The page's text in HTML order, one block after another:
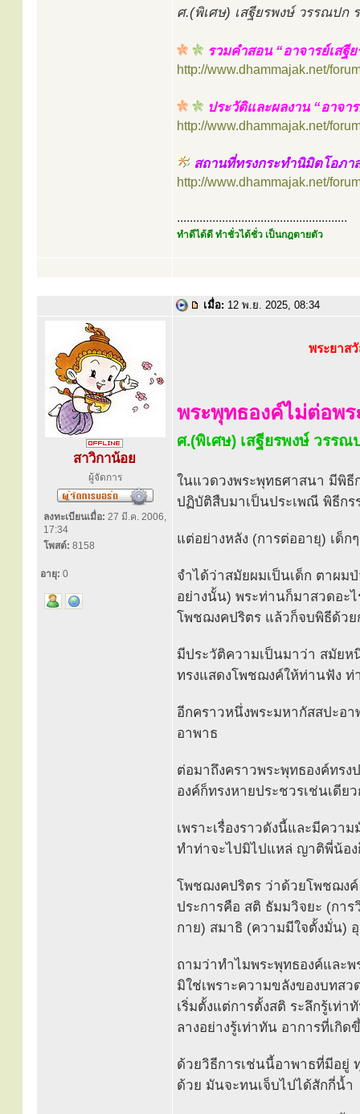
ศ.(พิเศษ) เสฐียรพงษ์ วรรณป
รวมคำสอน “อาจารย์เสฐี
http://www.dhammajak.net/
ประวัติและผลงาน “อาจา
http://www.dhammajak.net/
สถานที่ทรงกระทำนิมิตโอภ
http://www.dhammajak.net/
.....................................................
ทำดีได้ดี ทำชั่วได้ชั่ว เป็นกฎตายตัว
เมื่อ: 12 พ.ย. 2025, 08:34
สาวิกาน้อย
ผู้จัดการ
ลงทะเบียนเมื่อ: 27 มี.ค. 2006,
17:34
โพสต์: 8158
อายุ: 0
พระยาส
พระพุทธองค์ไม่ต่อพ
ศ.(พิเศษ) เสฐียรพงษ์ วรร
ในแวดวงพระพุทธศาสนา มีพิธี
ปฏิบัติสืบมาเป็นประเพณี พิธีกร
แต่อย่างหลัง (การต่ออายุ) เด็
จำได้ว่าสมัยผมเป็นเด็ก ตาผ
อย่างนั้น) พระท่านก็มาสวดอะ
โพชฌงคปริตร แล้วก็จบพิธีด้วย
มีประวัติความเป็นมาว่า สมัยห
ทรงแสดงโพชฌงค์ให้ท่านฟัง ท่
อีกคราวหนึ่งพระมหากัสสปะอ
อาพาธ
ต่อมาถึงคราวพระพุทธองค์ทร
องค์ก็ทรงหายประชวรเช่นเดีย
เพราะเรื่องราวดังนี้และมีคว
ทำท่าจะไปมิไปแหล่ ญาติพี่น้อ
โพชฌงคปริตร ว่าด้วยโพชฌงค์
ประการคือ สติ ธัมมวิจยะ (กา
กาย) สมาธิ (ความมีใจตั้งมั่น)
ถามว่าทำไมพระพุทธองค์และ
มิใช่เพราะความขลังของบทส
เริ่มตั้งแต่การตั้งสติ ระลึกรู้เท่
ลางอย่างรู้เท่าทัน อาการที่เกิ
ด้วยวิธีการเช่นนี้อาพาธที่มีอยู่
ด้วย มันจะทนเจ็บไปได้สักกี่น้ำ